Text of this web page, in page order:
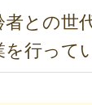
者との世
を行って